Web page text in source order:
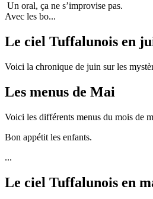
Un oral, ça ne s’improvise pas.
Avec les bo...
Le ciel Tuffalunois en
Voici la chronique de juin sur les
Les menus de Mai
Voici les différents menus du mois de
Bon appétit les enfants.
...
Le ciel Tuffalunois en